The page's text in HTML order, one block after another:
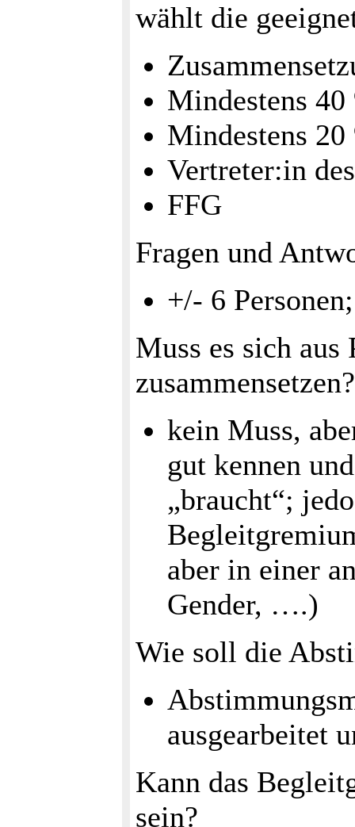
wählt die
Mindestens
Mindestens
Vertreter:in
FFG
Fragen und
+/- 6
Muss es sich aus
zusammensetzen?
kein Muss,
gut kennen
„braucht“;
aber in einer
Gender, ….)
Wie soll die
ausgearbeitet
Kann das
sein?